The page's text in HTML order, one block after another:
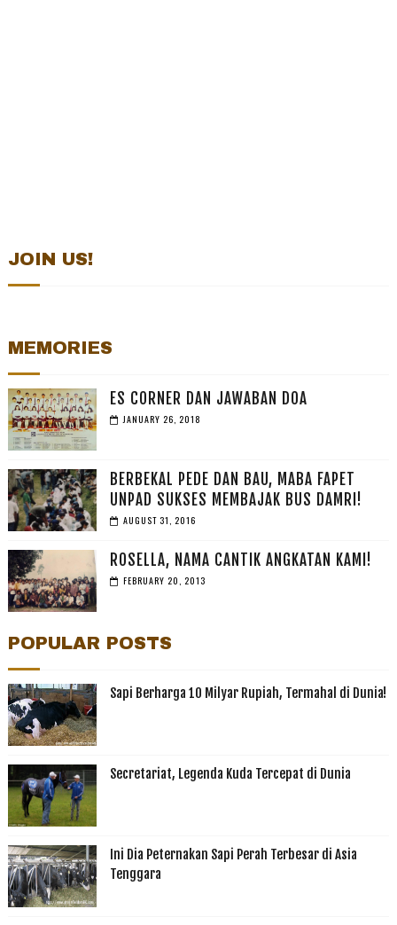
JOIN US!
MEMORIES
ES CORNER DAN JAWABAN DOA
JANUARY 26, 2018
BERBEKAL PEDE DAN BAU, MABA FAPET
UNPAD SUKSES MEMBAJAK BUS DAMRI!
AUGUST 31, 2016
ROSELLA, NAMA CANTIK ANGKATAN KAMI!
FEBRUARY 20, 2013
POPULAR POSTS
Sapi Berharga 10 Milyar Rupiah, Termahal di Dunia!
Secretariat, Legenda Kuda Tercepat di Dunia
Ini Dia Peternakan Sapi Perah Terbesar di Asia
Tenggara